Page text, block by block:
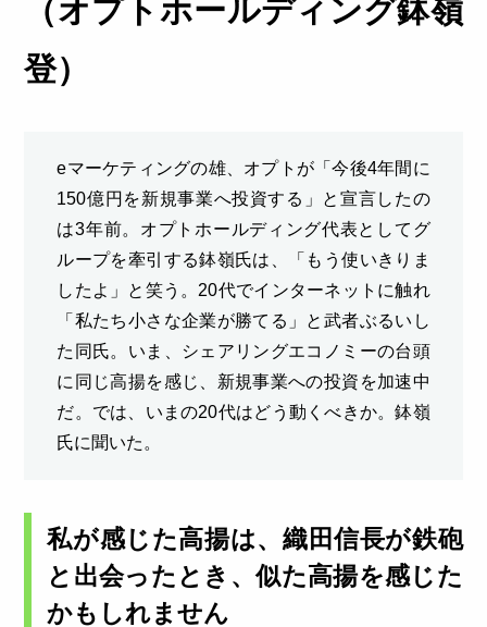
（オプトホールディング鉢嶺
登）
eマーケティングの雄、オプトが「今後4年間に
150億円を新規事業へ投資する」と宣言したの
は3年前。オプトホールディング代表としてグ
ループを牽引する鉢嶺氏は、「もう使いきりま
したよ」と笑う。20代でインターネットに触れ
「私たち小さな企業が勝てる」と武者ぶるいし
た同氏。いま、シェアリングエコノミーの台頭
に同じ高揚を感じ、新規事業への投資を加速中
だ。では、いまの20代はどう動くべきか。鉢嶺
氏に聞いた。
私が感じた高揚は、織田信長が鉄砲
と出会ったとき、似た高揚を感じた
かもしれません